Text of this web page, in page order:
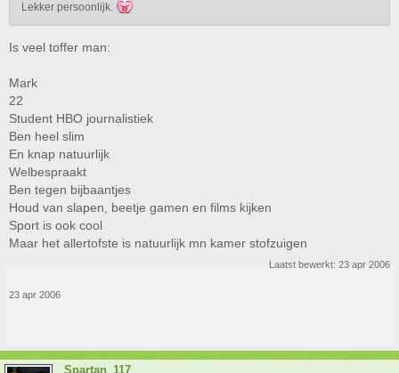
Lekker persoonlijk.
Is veel toffer man:
Mark
22
Student HBO journalistiek
Ben heel slim
En knap natuurlijk
Welbespraakt
Ben tegen bijbaantjes
Houd van slapen, beetje gamen en films kijken
Sport is ook cool
Maar het allertofste is natuurlijk mn kamer stofzuigen
Laatst bewerkt: 23 apr 2006
23 apr 2006
Spartan_117